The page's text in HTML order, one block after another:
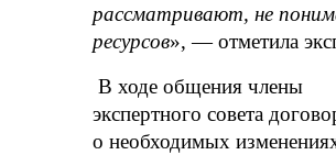
рассматривают, не
ресурсов», — отметила
В ходе общения члены
экспертного совета
о необходимых